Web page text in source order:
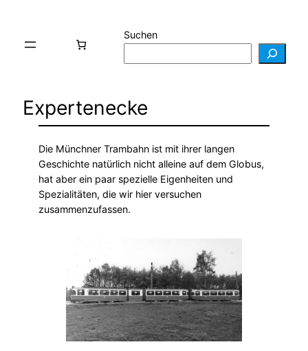
Suchen
Expertenecke
Die Münchner Trambahn ist mit ihrer langen
Geschichte natürlich nicht alleine auf dem Globus,
hat aber ein paar spezielle Eigenheiten und
Spezialitäten, die wir hier versuchen
zusammenzufassen.